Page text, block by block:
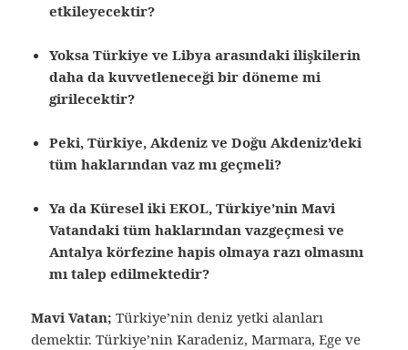
etkileyecektir?
Yoksa Türkiye ve Libya arasındaki ilişkilerin
daha da kuvvetleneceği bir döneme mi
girilecektir?
Peki, Türkiye, Akdeniz ve Doğu Akdeniz’deki
tüm haklarından vaz mı geçmeli?
Ya da Küresel iki EKOL, Türkiye’nin Mavi
Vatandaki tüm haklarından vazgeçmesi ve
Antalya körfezine hapis olmaya razı olmasını
mı talep edilmektedir?
Mavi Vatan;Türkiye’nin deniz yetki alanları
demektir. Türkiye’nin Karadeniz, Marmara, Ege ve